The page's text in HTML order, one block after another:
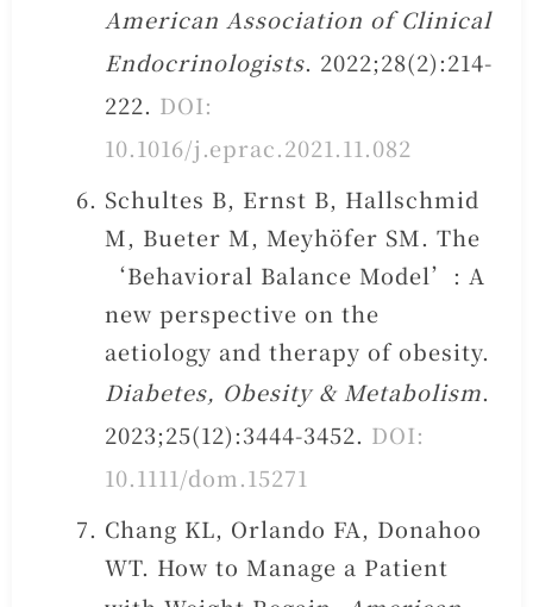
American Association of Clinical
Endocrinologists. 2022;28(2):214-
222. DOI:
10.1016/j.eprac.2021.11.082
Schultes B, Ernst B, Hallschmid
M, Bueter M, Meyhöfer SM. The
‘Behavioral Balance Model’: A
new perspective on the
aetiology and therapy of obesity.
Diabetes, Obesity & Metabolism.
2023;25(12):3444-3452. DOI:
10.1111/dom.15271
Chang KL, Orlando FA, Donahoo
WT. How to Manage a Patient